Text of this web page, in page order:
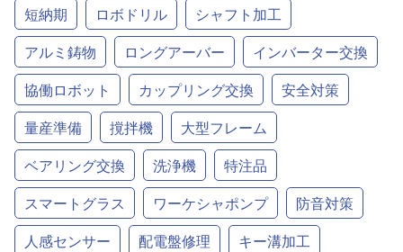
短納期 ロボドリル
シャフト加工
アルミ鋳物
ロングアーバー
インバーター交換
協働ロボット
カップリング交換
安全対策
量産準備
撹拌機
大型フレーム
ベアリング交換
洗浄機
特注品
スマートグラス
ワーケシャポンプ
防音対策
人感センサー
配電盤修理
キー溝加工